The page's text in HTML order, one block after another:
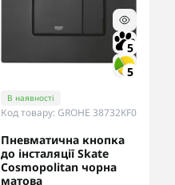
5
5
В наявності
Код товару: GROHE 38732KF0
Пневматична кнопка
до інсталяції Skate
Cosmopolitan чорна
матова